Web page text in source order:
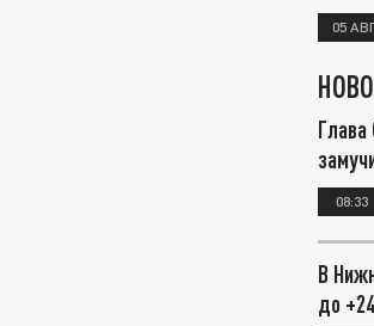
05
Глава
08:33
В
до